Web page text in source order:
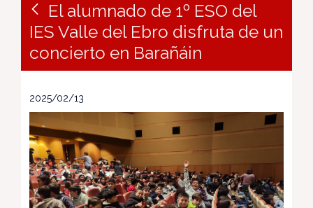
El alumnado de 1º ESO del
IES Valle del Ebro disfruta de un
concierto en Barañáin
2025/02/13